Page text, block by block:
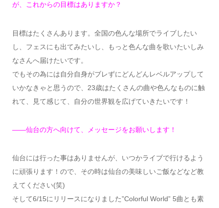
が、これからの目標はありますか？
目標はたくさんあります。全国の色んな場所でライブしたい
し、フェスにも出てみたいし、もっと色んな曲を歌いたいしみ
なさんへ届けたいです。
でもその為には自分自身がブレずにどんどんレベルアップして
いかなきゃと思うので、23歳はたくさんの曲や色んなものに触
れて、見て感じて、自分の世界観を広げていきたいです！
——仙台の方へ向けて、メッセージをお願いします！
仙台には行った事はありませんが、いつかライブで行けるよう
に頑張ります！ので、その時は仙台の美味しいご飯などなど教
えてください(笑)
そして6/15にリリースになりました”Colorful World” 5曲とも素